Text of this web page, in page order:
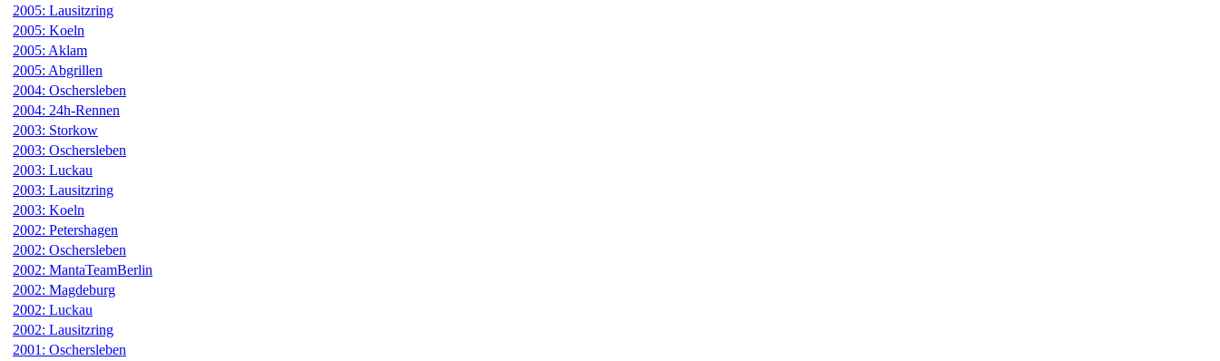
2005: Lausitzring
2005: Koeln
2005: Aklam
2005: Abgrillen
2004: Oschersleben
2004: 24h-Rennen
2003: Storkow
2003: Oschersleben
2003: Luckau
2003: Lausitzring
2003: Koeln
2002: Petershagen
2002: Oschersleben
2002: MantaTeamBerlin
2002: Magdeburg
2002: Luckau
2002: Lausitzring
2001: Oschersleben